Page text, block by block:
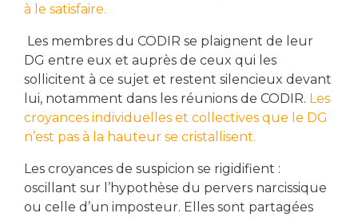
à le satisfaire.
Les membres du CODIR se plaignent de leur
DG entre eux et auprès de ceux qui les
sollicitent à ce sujet et restent silencieux devant
lui, notamment dans les réunions de CODIR. Les
croyances individuelles et collectives que le DG
n’est pas à la hauteur se cristallisent.
Les croyances de suspicion se rigidifient :
oscillant sur l’hypothèse du pervers narcissique
ou celle d’un imposteur. Elles sont partagées